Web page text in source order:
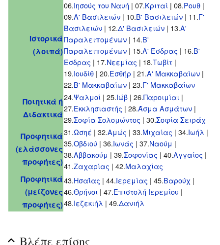
Ιστορικά
(λοιπά)
06.Ιησούς του Ναυή | 07.Κριταί | 08.Ρουθ |
09.Α' Βασιλειών | 10.Β' Βασιλειών | 11.Γ'
Βασιλειών | 12.Δ' Βασιλειών | 13.Α'
Παραλειπομένων | 14.Β'
Παραλειπομένων | 15.Α' Έσδρας | 16.Β'
Έσδρας | 17.Νεεμίας | 18.Τωβίτ |
19.Ιουδίθ | 20.Εσθήρ | 21.Α' Μακκαβαίων |
22.Β' Μακκαβαίων | 23.Γ' Μακκαβαίων
Ποιητικά ή
Διδακτικά
24.Ψαλμοί | 25.Ιώβ | 26.Παροιμίαι |
27.Εκκλησιαστής | 28.Άσμα Ασμάτων |
29.Σοφία Σολομώντος | 30.Σοφία Σειράχ
Προφητικά
(ελάσσονες
προφήτες)
31.Ωσηέ | 32.Αμώς | 33.Μιχαίας | 34.Ιωήλ |
35.Οβδιού | 36.Ιωνάς | 37.Ναούμ |
38.Αββακούμ | 39.Σοφονίας | 40.Αγγαίος |
41.Ζαχαρίας | 42.Μαλαχίας
Προφητικά
(μείζονες
προφήτες)
43.Ησαΐας | 44.Ιερεμίας | 45.Βαρούχ |
46.Θρήνοι | 47.Επιστολή Ιερεμίου |
48.Ιεζεκιήλ | 49.Δανιήλ
Βλέπε επίσης